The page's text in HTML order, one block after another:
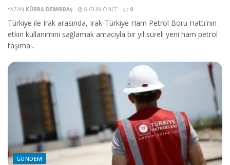
YAZAN KÜBRA DEMIRBAŞ 6 GÜN ÖNCE 0
Türkiye ile Irak arasında, Irak-Türkiye Ham Petrol Boru Hattı'nın
etkin kullanımını sağlamak amacıyla bir yıl süreli yeni ham petrol
taşıma...
GÜNDEM